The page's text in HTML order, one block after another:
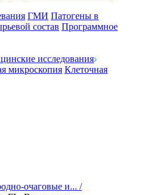
ГМИ Патогены в
состав Программное
исследования
микроскопия Клеточная
очаговые и... /